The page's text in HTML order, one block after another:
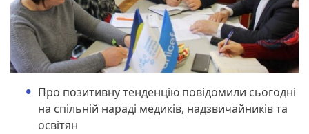
Про позитивну тенденцію повідомили сьогодні
на спільній нараді медиків, надзвичайників та
освітян